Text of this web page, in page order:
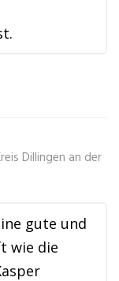
Dillingen an der
gute und
wie die